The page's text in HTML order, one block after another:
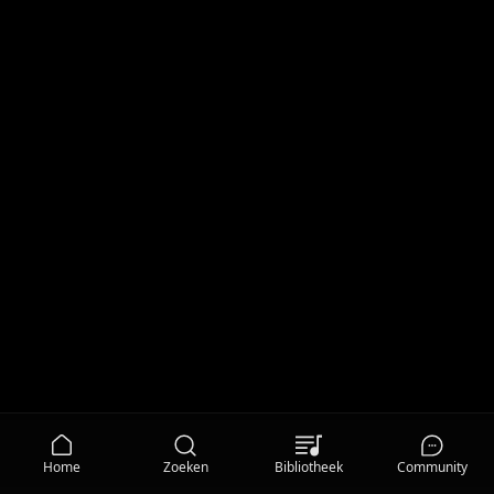
Home Zoeken Bibliotheek Community